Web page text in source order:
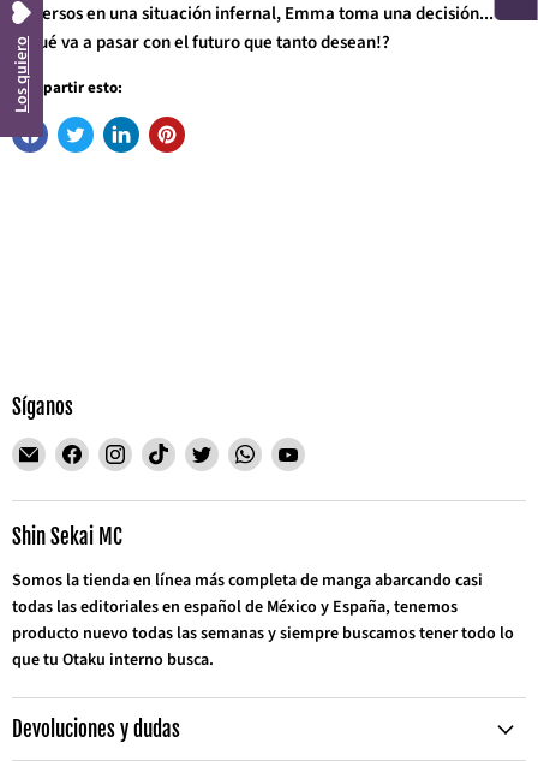
Inmersos en una situación infernal, Emma toma una decisión...
¿¡Qué va a pasar con el futuro que tanto desean!?
Compartir esto:
Síganos
Encuéntrenos
Correo
electrónico
Encuéntrenos
Facebook
Encuéntrenos
Instagram
Encuéntrenos
TikTok
Encuéntrenos
Twitter
Encuéntrenos
WhatsApp
Encuéntrenos
YouTube
Shin Sekai MC
Somos la tienda en línea más completa de manga abarcando casi
todas las editoriales en español de México y España, tenemos
producto nuevo todas las semanas y siempre buscamos tener todo lo
que tu Otaku interno busca.
Devoluciones y dudas
Los quiero